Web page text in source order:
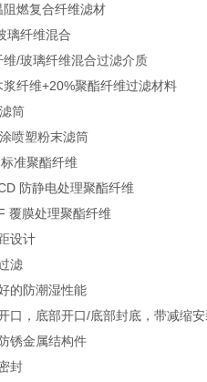
阻燃复合纤维滤材
璃纤维混合
维/玻璃纤维混合过滤介质
浆纤维+20%聚酯纤维过滤材料
筒
喷塑粉末滤筒
准聚酯纤维
防静电处理聚酯纤维
覆膜处理聚酯纤维
设计
滤
的防潮湿性能
口，底部开口/底部封底，带减缩
锈金属结构件
封